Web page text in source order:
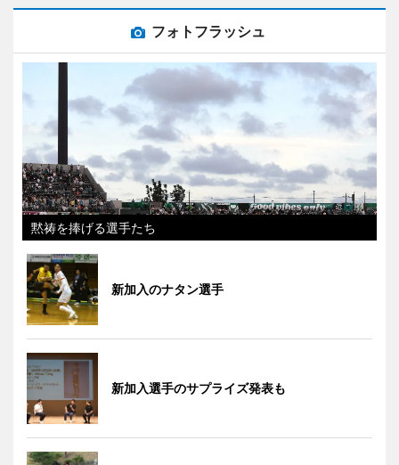
フォトフラッシュ
黙祷を捧げる選手たち
新加入のナタン選手
新加入選手のサプライズ発表も